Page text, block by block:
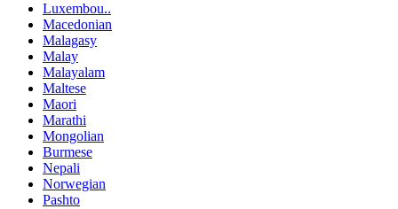
Luxembou..
Macedonian
Malagasy
Malay
Malayalam
Maltese
Maori
Marathi
Mongolian
Burmese
Nepali
Norwegian
Pashto